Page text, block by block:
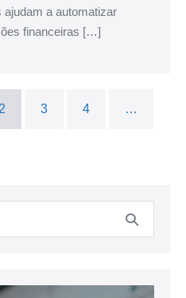
ajudam a automatizar
financeiras […]
2 3 4 …